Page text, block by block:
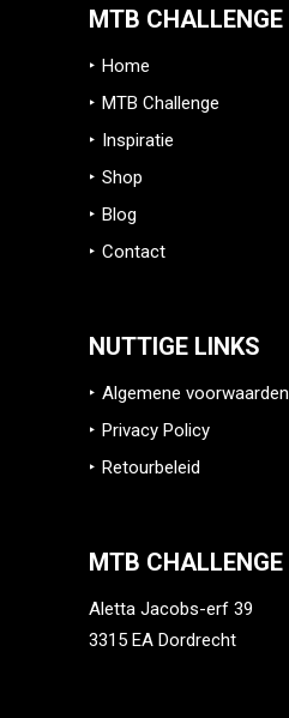
MTB CHALLENGE
Home
MTB Challenge
Inspiratie
Shop
Blog
Contact
NUTTIGE LINKS
Algemene voorwaarden
Privacy Policy
Retourbeleid
MTB CHALLENGE
Aletta Jacobs-erf 39
3315 EA Dordrecht